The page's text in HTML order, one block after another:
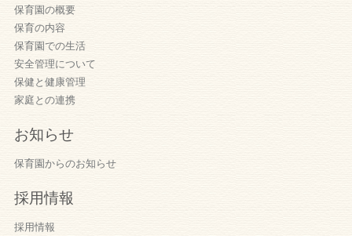
保育園の概要
保育の内容
保育園での生活
安全管理について
保健と健康管理
家庭との連携
お知らせ
保育園からのお知らせ
採用情報
採用情報